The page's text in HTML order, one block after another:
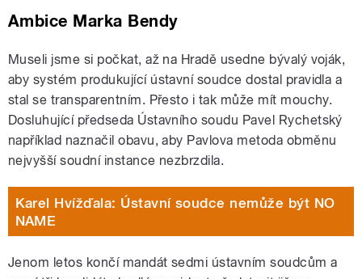
Ambice Marka Bendy
Museli jsme si počkat, až na Hradě usedne bývalý voják,
aby systém produkující ústavní soudce dostal pravidla a
stal se transparentním. Přesto i tak může mít mouchy.
Dosluhující předseda Ústavního soudu Pavel Rychetský
například naznačil obavu, aby Pavlova metoda obměnu
nejvyšší soudní instance nezbrzdila.
Karel Hvížďala: Ústavní soudce nemůže být NO
NAME
Jenom letos končí mandát sedmi ústavním soudcům a